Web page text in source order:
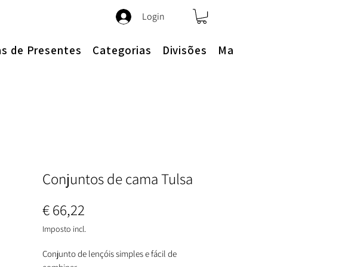
Login
de Presentes Categorias Divisões Mais
Conjuntos de cama Tulsa
€ 66,22
Imposto incl.
Conjunto de lençóis simples e fácil de